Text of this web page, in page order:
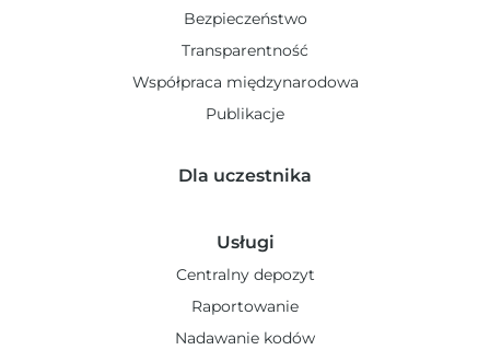
Bezpieczeństwo
Transparentność
Współpraca międzynarodowa
Publikacje
Dla uczestnika
Usługi
Centralny depozyt
Raportowanie
Nadawanie kodów